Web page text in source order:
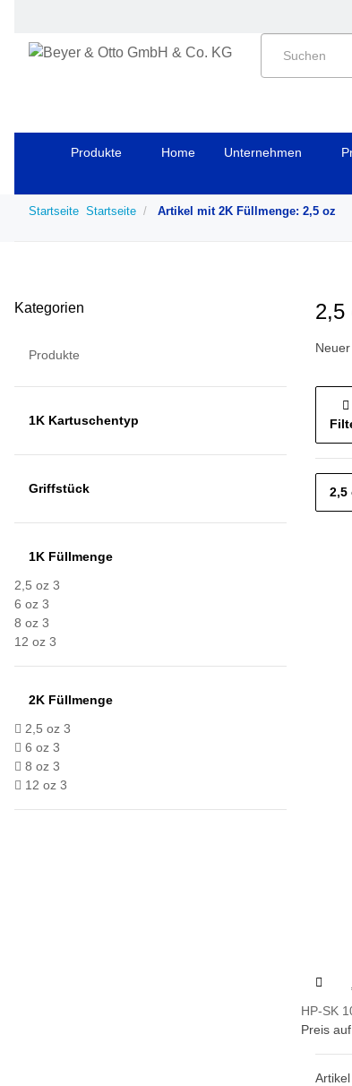
Produkte Home Unternehmen
Startseite Startseite Artikel mit 2K Füllmenge: 2,5 oz
2,5
2,5
HP-SK
Preis
Kategorien
Produkte
1K Kartuschentyp
Griffstück
1K Füllmenge
2,5 oz 3
6 oz 3
8 oz 3
12 oz 3
2K Füllmenge
2,5 oz 3
6 oz 3
8 oz 3
12 oz 3